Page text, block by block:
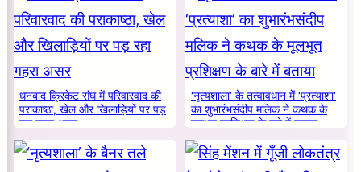
धनबाद क्रिकेट संघ में परिवारवाद की
पराकाष्ठा, खेल और खिलाड़ियों पर पड़
रहा गहरा असर
‘नृत्यशाला’ के तत्वावधान में ‘प्रत्याशा’
का शुभारंभसंदीप मलिक ने कथक के
मूलभूत प्रशिक्षण के बारे में बताया